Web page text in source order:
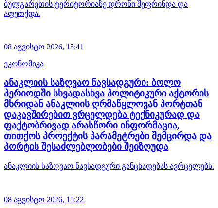
ბულგარეთის ტერიტორიაზე დრონი შეფრინდა და
აფეთქდა.
08 აგვისტო 2026, 15:41
ეკონომიკა
ანაკლიის საზღვაო ნავსადგური: ბოლო
პერიოდში სხვადასხვა პოლიტიკური აქტორის
მხრიდან ანაკლიის ღრმაწყლოვან პორტთან
დაკავშირებით ვრცელდება ტექნიკურად და
ფაქტობრივად არასწორი ინფორმაცია,
თითქოს პროექტის პარამეტრები შემცირდა და
პორტის შესაძლებლობები შეიზღუდა
ანაკლიის საზღვაო ნავსადგური განცხადებას ავრცელებს.
08 აგვისტო 2026, 15:22